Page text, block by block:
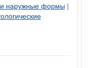
наружные формы|